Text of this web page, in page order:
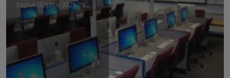
Εαρινό Εξάμηνο 2025-26